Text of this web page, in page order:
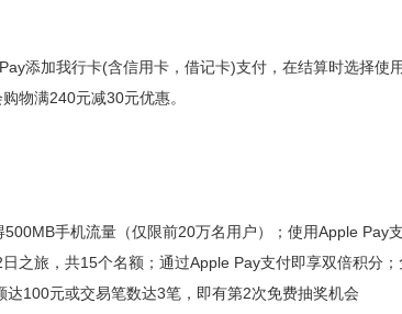
添加我行卡(含信用卡，借记卡)支付，在结算时选择使用
物满240元减30元优惠。
手机流量（仅限前20万名用户）；使用Apple Pay支
之旅，共15个名额；通过Apple Pay支付即享双倍积分；
100元或交易笔数达3笔，即有第2次免费抽奖机会